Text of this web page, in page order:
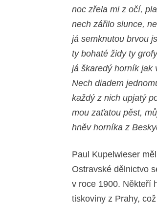
noc zřela mi z očí,
nech zářilo slunce,
já semknutou brvou
ty bohaté židy ty
já škaredý horník jak
Nech diadem
každý z nich upjatý
mou zaťatou pěst,
hněv horníka z
Paul Kupelwieser
Ostravské dělnictvo
v roce 1900. Někteří
tiskoviny z Prahy,